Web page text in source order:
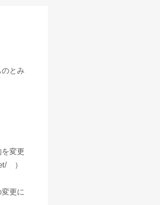
のとみ
変更
）
更に